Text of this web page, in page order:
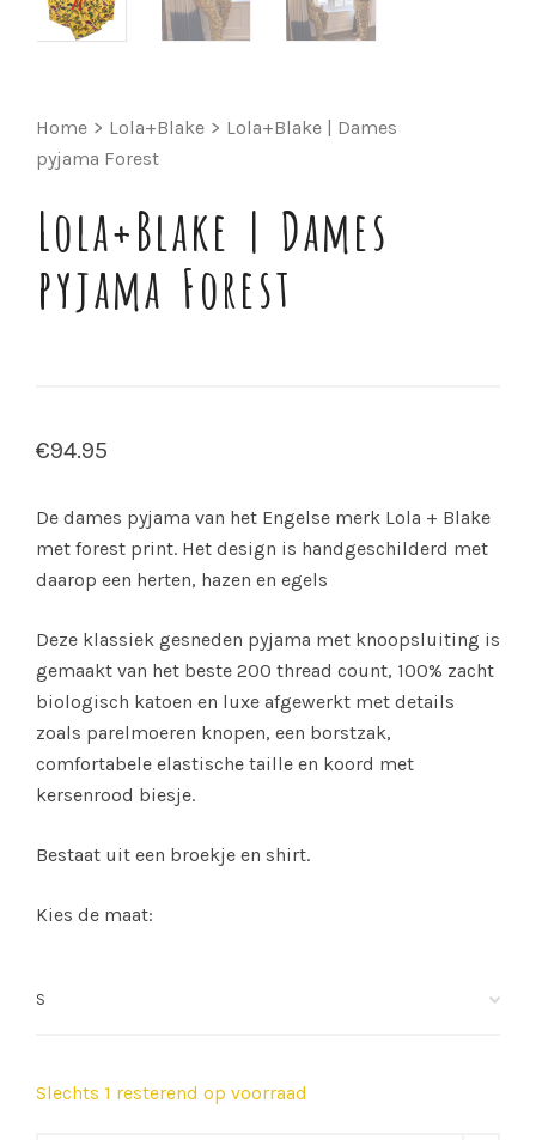
Home > Lola+Blake > Lola+Blake | Dames
pyjama Forest
Lola+Blake | Dames
pyjama Forest
€94.95
De dames pyjama van het Engelse merk Lola + Blake
met forest print. Het design is handgeschilderd met
daarop een herten, hazen en egels
Deze klassiek gesneden pyjama met knoopsluiting is
gemaakt van het beste 200 thread count, 100% zacht
biologisch katoen en luxe afgewerkt met details
zoals parelmoeren knopen, een borstzak,
comfortabele elastische taille en koord met
kersenrood biesje.
Bestaat uit een broekje en shirt.
Kies de maat:
Slechts 1 resterend op voorraad